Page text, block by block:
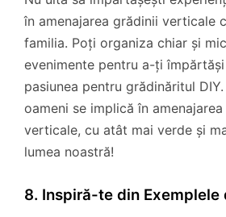
în amenajarea grădinii verticale
familia. Poți organiza chiar și
evenimente pentru a-ți
pasiunea pentru grădinăritul
oameni se implică în
verticale, cu atât mai verde și
lumea noastră!
8. Inspiră-te din Exemplele